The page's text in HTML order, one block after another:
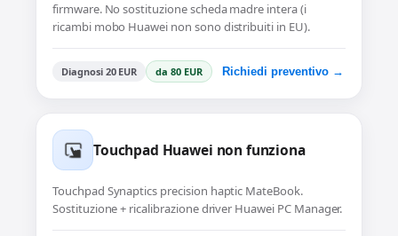
firmware. No sostituzione scheda madre intera (i
ricambi mobo Huawei non sono distribuiti in EU).
Diagnosi 20 EUR da 80 EUR Richiedi preventivo →
Touchpad Huawei non funziona
Touchpad Synaptics precision haptic MateBook.
Sostituzione + ricalibrazione driver Huawei PC Manager.